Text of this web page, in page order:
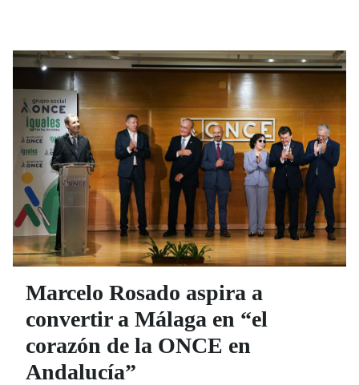
como concienciar de la igualdad a alumnos y
compañeros.
Marcelo Rosado aspira a
convertir a Málaga en “el
corazón de la ONCE en
Andalucía”